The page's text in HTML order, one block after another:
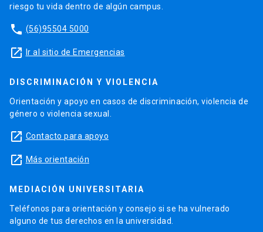
riesgo tu vida dentro de algún campus.
phone (56)95504 5000
launch Ir al sitio de Emergencias
DISCRIMINACIÓN Y VIOLENCIA
Orientación y apoyo en casos de discriminación, violencia de
género o violencia sexual.
launch Contacto para apoyo
launch Más orientación
MEDIACIÓN UNIVERSITARIA
Teléfonos para orientación y consejo si se ha vulnerado
alguno de tus derechos en la universidad.